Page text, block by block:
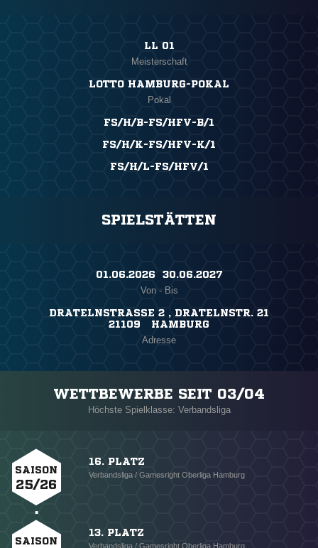
LL 01
Meisterschaft
LOTTO HAMBURG-POKAL
Pokal
FS/H/B-FS/HFV-B/1
FS/H/K-FS/HFV-K/1
FS/H/L-FS/HFV/1
SPIELSTÄTTEN
01.06.2026 ​ 30.06.2027
Von - Bis
DRATELNSTRASSE 2 , DRATELNSTR. 21
21109 HAMBURG
Adresse
WETTBEWERBE SEIT 03/04
Höchste Spielklasse: Verbandsliga
SAISON
25/26
16. PLATZ
Verbandsliga / Gamesright Oberliga Hamburg
SAISON
13. PLATZ
Verbandsliga / Gamesright Oberliga Hamburg